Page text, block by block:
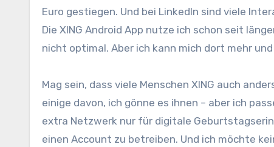
Euro gestiegen. Und bei LinkedIn sind viele
Die XING Android App nutze ich schon seit
nicht optimal. Aber ich kann mich dort mehr
Mag sein, dass viele Menschen XING auch
einige davon, ich gönne es ihnen – aber ich
extra Netzwerk nur für digitale
einen Account zu betreiben. Und ich möchte